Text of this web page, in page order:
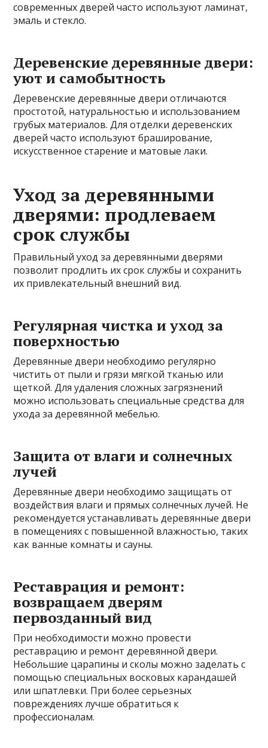
современных дверей часто используют ламинат,
эмаль и стекло.
Деревенские деревянные двери:
уют и самобытность
Деревенские деревянные двери отличаются
простотой, натуральностью и использованием
грубых материалов. Для отделки деревенских
дверей часто используют браширование,
искусственное старение и матовые лаки.
Уход за деревянными
дверями: продлеваем
срок службы
Правильный уход за деревянными дверями
позволит продлить их срок службы и сохранить
их привлекательный внешний вид.
Регулярная чистка и уход за
поверхностью
Деревянные двери необходимо регулярно
чистить от пыли и грязи мягкой тканью или
щеткой. Для удаления сложных загрязнений
можно использовать специальные средства для
ухода за деревянной мебелью.
Защита от влаги и солнечных
лучей
Деревянные двери необходимо защищать от
воздействия влаги и прямых солнечных лучей. Не
рекомендуется устанавливать деревянные двери
в помещениях с повышенной влажностью, таких
как ванные комнаты и сауны.
Реставрация и ремонт:
возвращаем дверям
первозданный вид
При необходимости можно провести
реставрацию и ремонт деревянной двери.
Небольшие царапины и сколы можно заделать с
помощью специальных восковых карандашей
или шпатлевки. При более серьезных
повреждениях лучше обратиться к
профессионалам.